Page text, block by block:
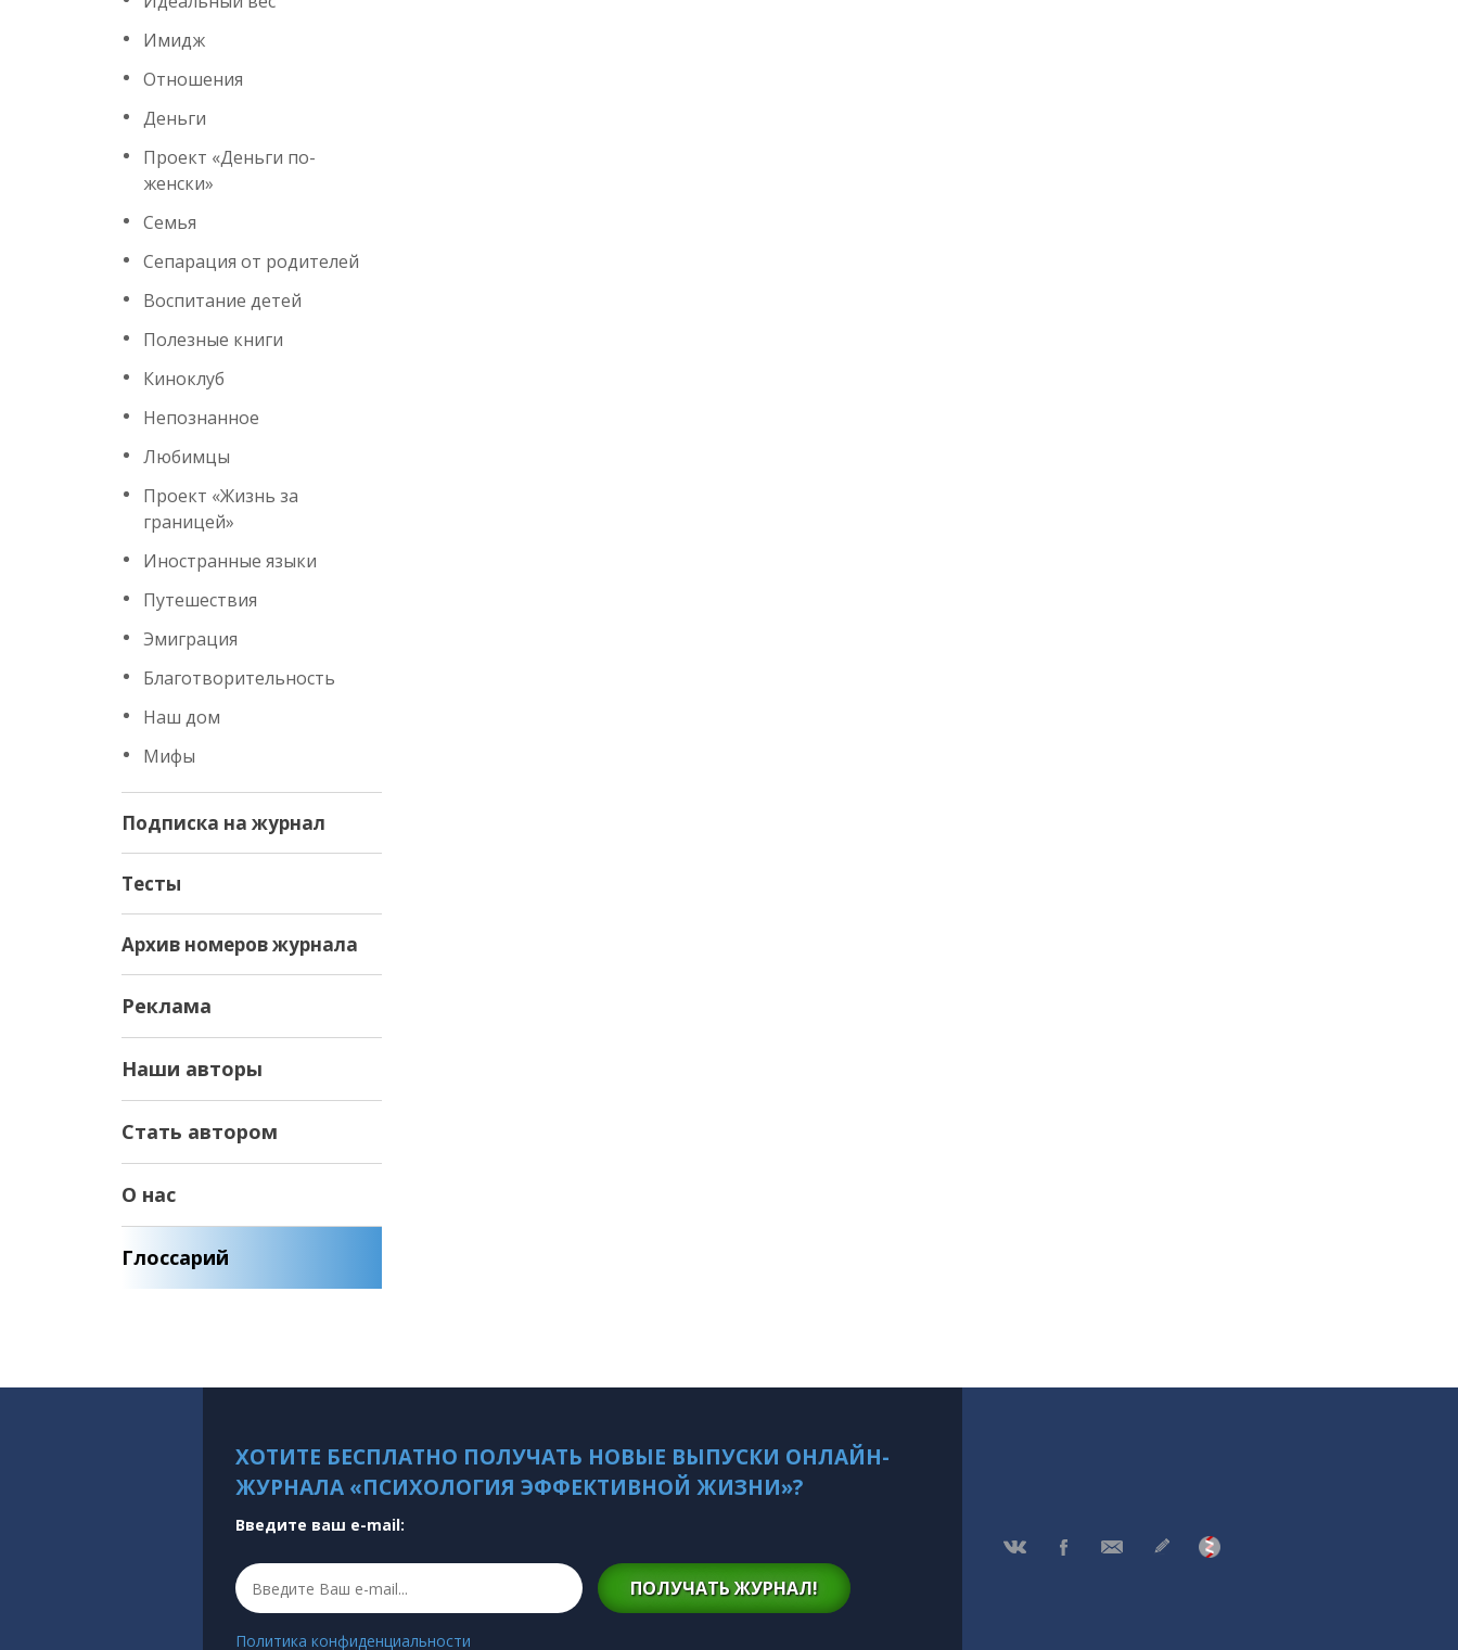
Имидж
Отношения
Деньги
Проект «Деньги по-
женски»
Семья
Сепарация от родителей
Воспитание детей
Полезные книги
Киноклуб
Непознанное
Любимцы
Проект «Жизнь за
границей»
Иностранные языки
Путешествия
Эмиграция
Благотворительность
Наш дом
Мифы
Подписка на журнал
Тесты
Архив номеров журнала
Реклама
Наши авторы
Стать автором
О нас
Глоссарий
ХОТИТЕ БЕСПЛАТНО ПОЛУЧАТЬ НОВЫЕ ВЫПУСКИ ОНЛАЙН-
ЖУРНАЛА «ПСИХОЛОГИЯ ЭФФЕКТИВНОЙ ЖИЗНИ»?
Введите ваш e-mail:
ПОЛУЧАТЬ ЖУРНАЛ!
Политика конфиденциальности